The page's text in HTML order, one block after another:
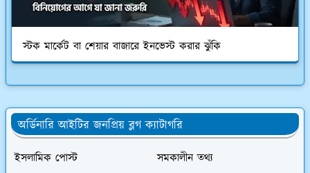
স্টক মার্কেট বা শেয়ার বাজারে ইনভেস্ট করার ঝুঁকি
অর্ডিনারি আইটির জনপ্রিয় ব্লগ ক্যাটাগরি
ইসলামিক পোস্ট
সমকালীন তথ্য